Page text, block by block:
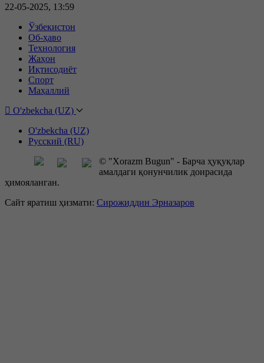
22-05-2025, 13:59
Ўзбекистон
Об-ҳаво
Технология
Жаҳон
Иқтисодиёт
Спорт
Маҳаллий
O'zbekcha (UZ)
O'zbekcha (UZ)
Русский (RU)
© "Xorazm Bugun" - Барча ҳуқуқлар
амалдаги қонунчилик доирасида
ҳимояланган.
Сайт яратиш ҳизмати: Сирожиддин Эрназаров